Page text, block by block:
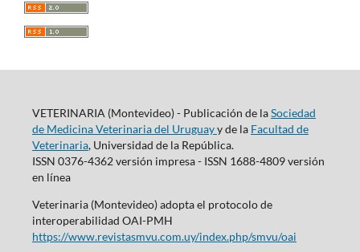
VETERINARIA (Montevideo) - Publicación de laSociedad
de Medicina Veterinaria del Uruguayy de la Facultad de
Veterinaria, Universidad de la República.
ISSN 0376-4362 versión impresa - ISSN 1688-4809 versión
en línea
Veterinaria (Montevideo) adopta el protocolo de
interoperabilidad OAI-PMH
https://www.revistasmvu.com.uy/index.php/smvu/oai